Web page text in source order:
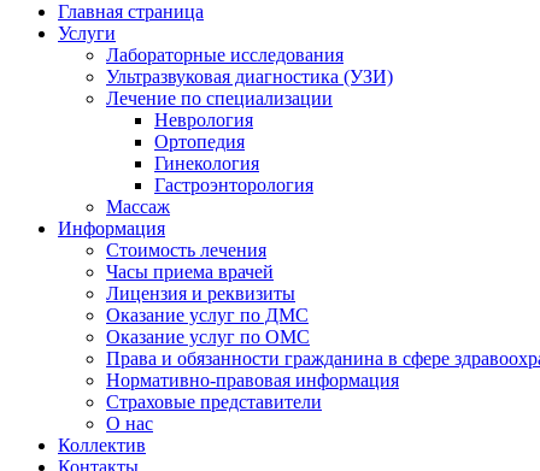
Главная страница
Услуги
Лабораторные исследования
Ультразвуковая диагностика (УЗИ)
Лечение по специализации
Неврология
Ортопедия
Гинекология
Гастроэнторология
Массаж
Информация
Стоимость лечения
Часы приема врачей
Лицензия и реквизиты
Оказание услуг по ДМС
Оказание услуг по ОМС
Права и обязанности гражданина в сфере
Нормативно-правовая информация
Страховые представители
О нас
Коллектив
Контакты